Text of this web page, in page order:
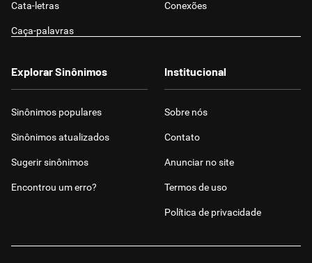
Cata-letras Conexões
Caça-palavras
Explorar Sinônimos
Sinônimos populares
Sinônimos atualizados
Sugerir sinônimos
Encontrou um erro?
Institucional
Sobre nós
Contato
Anunciar no site
Termos de uso
Política de privacidade